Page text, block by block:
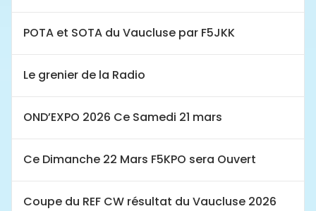
POTA et SOTA du Vaucluse par F5JKK
Le grenier de la Radio
OND’EXPO 2026 Ce Samedi 21 mars
Ce Dimanche 22 Mars F5KPO sera Ouvert
Coupe du REF CW résultat du Vaucluse 2026